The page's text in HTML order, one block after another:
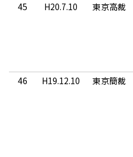
45
H20.7.10 東京高裁
46
H19.12.10 東京簡裁